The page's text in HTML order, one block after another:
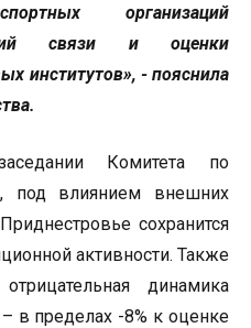
организаций
связи и оценки
институтов», - пояснила
Комитета по
под влиянием внешних
сохранится
активности. Также
динамика
в пределах -8% к оценке